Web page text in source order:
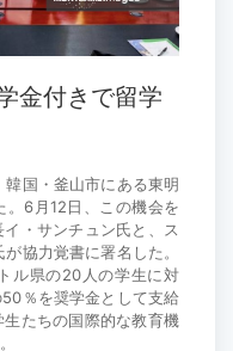
金付きで留学
国・釜山市にある東明
。6月12日、この機会を
・サンチュン氏と、ス
協力覚書に署名した。
ル県の20人の学生に対
％を奨学金として支給
たちの国際的な教育機